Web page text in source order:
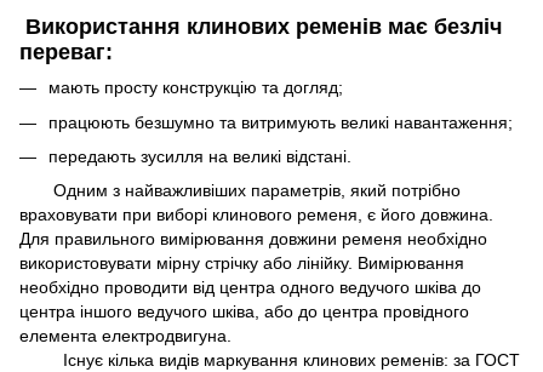
Використання клинових ременів має безліч
переваг:
мають просту конструкцію та догляд;
працюють безшумно та витримують великі навантаження;
передають зусилля на великі відстані.
Одним з найважливіших параметрів, який потрібно
враховувати при виборі клинового ременя, є його довжина.
Для правильного вимірювання довжини ременя необхідно
використовувати мірну стрічку або лінійку. Вимірювання
необхідно проводити від центра одного ведучого шківа до
центра іншого ведучого шківа, або до центра провідного
елемента електродвигуна.
Існує кілька видів маркування клинових ременів: за ГОСТ